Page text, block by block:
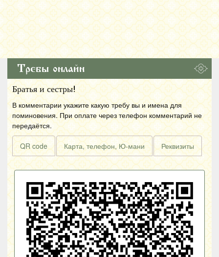
Требы онлайн
Братья и сестры!
В комментарии укажите какую требу вы и имена для
поминовения. При оплате через телефон комментарий не
передаётся.
QR code Карта, телефон, Ю-мани Реквизиты